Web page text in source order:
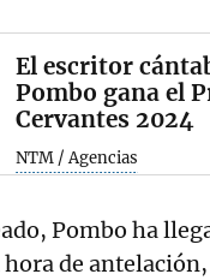
El escritor
Pombo gana el
Cervantes 2024
NTM / Agencias
Pombo ha
de antelación,